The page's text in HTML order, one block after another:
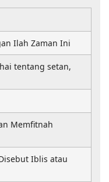
Ilah Zaman Ini
tentang setan,
Memfitnah
Iblis atau